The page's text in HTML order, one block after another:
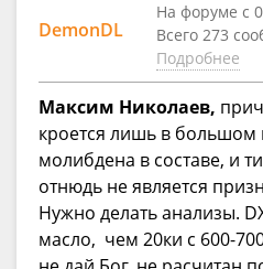
DemonDL
На форуме с
Всего 273
Подробнее
Максим Николаев,
кроется лишь в большом
молибдена в составе, и
отнюдь не является
Нужно делать анализы.
масло, чем 20ки с 600-